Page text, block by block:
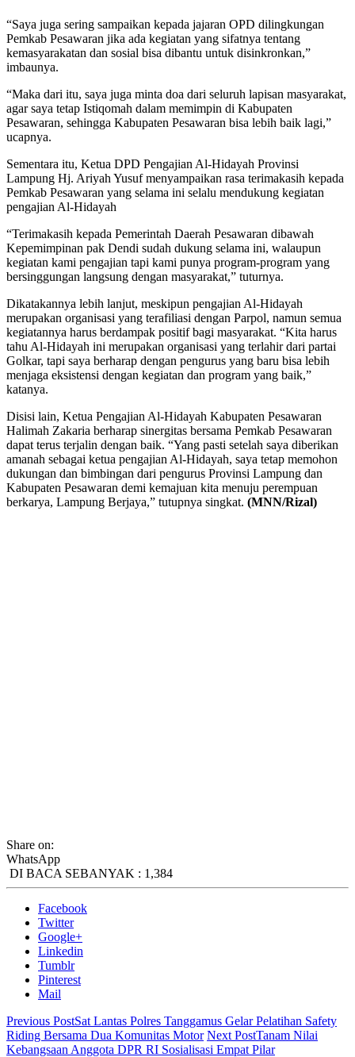
“Saya juga sering sampaikan kepada jajaran OPD dilingkungan
Pemkab Pesawaran jika ada kegiatan yang sifatnya tentang
kemasyarakatan dan sosial bisa dibantu untuk disinkronkan,”
imbaunya.
“Maka dari itu, saya juga minta doa dari seluruh lapisan masyarakat,
agar saya tetap Istiqomah dalam memimpin di Kabupaten
Pesawaran, sehingga Kabupaten Pesawaran bisa lebih baik lagi,”
ucapnya.
Sementara itu, Ketua DPD Pengajian Al-Hidayah Provinsi
Lampung Hj. Ariyah Yusuf menyampaikan rasa terimakasih kepada
Pemkab Pesawaran yang selama ini selalu mendukung kegiatan
pengajian Al-Hidayah
“Terimakasih kepada Pemerintah Daerah Pesawaran dibawah
Kepemimpinan pak Dendi sudah dukung selama ini, walaupun
kegiatan kami pengajian tapi kami punya program-program yang
bersinggungan langsung dengan masyarakat,” tuturnya.
Dikatakannya lebih lanjut, meskipun pengajian Al-Hidayah
merupakan organisasi yang terafiliasi dengan Parpol, namun semua
kegiatannya harus berdampak positif bagi masyarakat. “Kita harus
tahu Al-Hidayah ini merupakan organisasi yang terlahir dari partai
Golkar, tapi saya berharap dengan pengurus yang baru bisa lebih
menjaga eksistensi dengan kegiatan dan program yang baik,”
katanya.
Disisi lain, Ketua Pengajian Al-Hidayah Kabupaten Pesawaran
Halimah Zakaria berharap sinergitas bersama Pemkab Pesawaran
dapat terus terjalin dengan baik. “Yang pasti setelah saya diberikan
amanah sebagai ketua pengajian Al-Hidayah, saya tetap memohon
dukungan dan bimbingan dari pengurus Provinsi Lampung dan
Kabupaten Pesawaran demi kemajuan kita menuju perempuan
berkarya, Lampung Berjaya,” tutupnya singkat. (MNN/Rizal)
Share on:
WhatsApp
DI BACA SEBANYAK : 1,384
Facebook
Twitter
Google+
Linkedin
Tumblr
Pinterest
Mail
Previous PostSat Lantas Polres Tanggamus Gelar Pelatihan Safety
Riding Bersama Dua Komunitas Motor Next PostTanam Nilai
Kebangsaan Anggota DPR RI Sosialisasi Empat Pilar